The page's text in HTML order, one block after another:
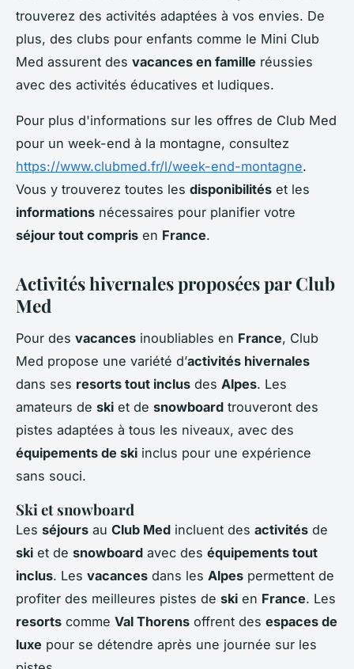
trouverez des activités adaptées à vos envies. De
plus, des clubs pour enfants comme le Mini Club
Med assurent des vacances en famille réussies
avec des activités éducatives et ludiques.
Pour plus d'informations sur les offres de Club Med
pour un week-end à la montagne, consultez
https://www.clubmed.fr/l/week-end-montagne.
Vous y trouverez toutes les disponibilités et les
informations nécessaires pour planifier votre
séjour tout compris en France.
Activités hivernales proposées par Club
Med
Pour des vacances inoubliables en France, Club
Med propose une variété d’activités hivernales
dans ses resorts tout inclus des Alpes. Les
amateurs de ski et de snowboard trouveront des
pistes adaptées à tous les niveaux, avec des
équipements de ski inclus pour une expérience
sans souci.
Ski et snowboard
Les séjours au Club Med incluent des activités de
ski et de snowboard avec des équipements tout
inclus. Les vacances dans les Alpes permettent de
profiter des meilleures pistes de ski en France. Les
resorts comme Val Thorens offrent des espaces de
luxe pour se détendre après une journée sur les